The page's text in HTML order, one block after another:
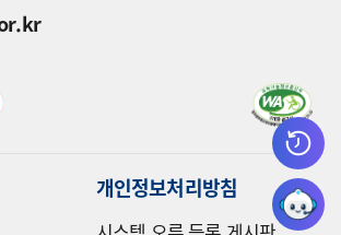
개인정보처리방침